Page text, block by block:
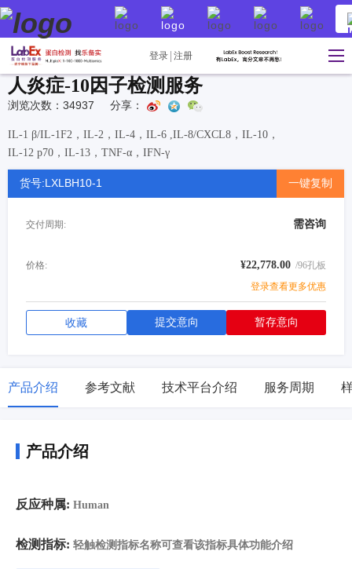
登录 注册
人炎症-10因子检测服务
浏览次数：34937 分享：
IL-1 β/IL-1F2，IL-2，IL-4，IL-6 ,IL-8/CXCL8，IL-10，
IL-12 p70，IL-13，TNF-α，IFN-γ
货号:LXLBH10-1 一键复制
交付周期: 需咨询
价格: ¥22,778.00 /96孔板
登录查看更多优惠
收藏 提交意向 暂存意向
产品介绍 参考文献 技术平台介绍 服务周期
产品介绍
反应种属: Human
检测指标: 轻触检测指标名称可查看该指标具体功能介绍